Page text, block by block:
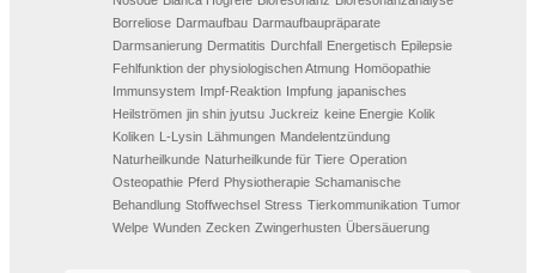
Borreliose Darmaufbau Darmaufbaupräparate
Darmsanierung Dermatitis Durchfall Energetisch Epilepsie
Fehlfunktion der physiologischen Atmung Homöopathie
Immunsystem Impf-Reaktion Impfung japanisches
Heilströmen jin shin jyutsu Juckreiz keine Energie Kolik
Koliken L-Lysin Lähmungen Mandelentzündung
Naturheilkunde Naturheilkunde für Tiere Operation
Osteopathie Pferd Physiotherapie Schamanische
Behandlung Stoffwechsel Stress Tierkommunikation Tumor
Welpe Wunden Zecken Zwingerhusten Übersäuerung